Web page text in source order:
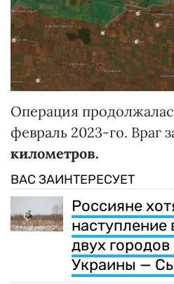
Операция
февраль 2023-го. Враг
километров.
ВАС ЗАИНТЕРЕСУЕТ
Россияне
наступление
двух
Украины —